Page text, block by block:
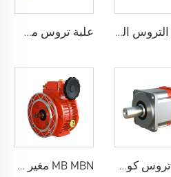
علب التروس الحلزنية الخطية المعيارية MR علبة تروس مسبحة MJK80
علبة تروس كوكبية MB MBN مغير السرعة